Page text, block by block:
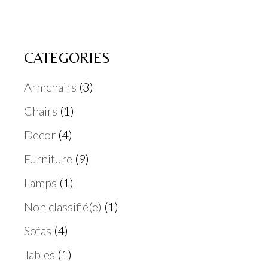
CATEGORIES
Armchairs (3)
Chairs (1)
Decor (4)
Furniture (9)
Lamps (1)
Non classifié(e) (1)
Sofas (4)
Tables (1)